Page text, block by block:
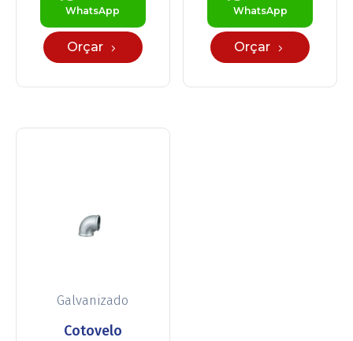
WhatsApp
Orçar
WhatsApp
Orçar
Galvanizado
Cotovelo